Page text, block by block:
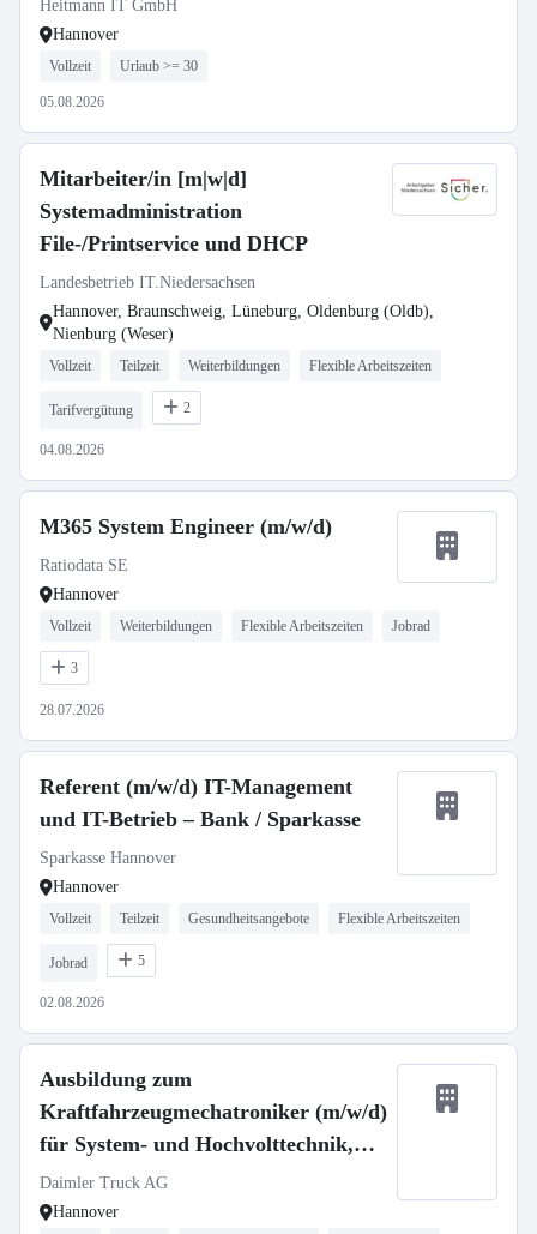
Heitmann IT GmbH
Hannover
Vollzeit Urlaub >= 30
05.08.2026
Mitarbeiter/in [m|w|d]
Systemadministration
File-/Printservice und DHCP
Landesbetrieb IT.Niedersachsen
Hannover, Braunschweig, Lüneburg, Oldenburg (Oldb),
Nienburg (Weser)
Vollzeit Teilzeit Weiterbildungen Flexible Arbeitszeiten
Tarifvergütung 2
04.08.2026
M365 System Engineer (m/w/d)
Ratiodata SE
Hannover
Vollzeit Weiterbildungen Flexible Arbeitszeiten Jobrad
3
28.07.2026
Referent (m/w/d) IT-Management
und IT-Betrieb – Bank / Sparkasse
Sparkasse Hannover
Hannover
Vollzeit Teilzeit Gesundheitsangebote Flexible Arbeitszeiten
Jobrad 5
02.08.2026
Ausbildung zum
Kraftfahrzeugmechatroniker (m/w/d)
für System- und Hochvolttechnik,
Daimler Truck AG
Daimler Truck AG
Hannover